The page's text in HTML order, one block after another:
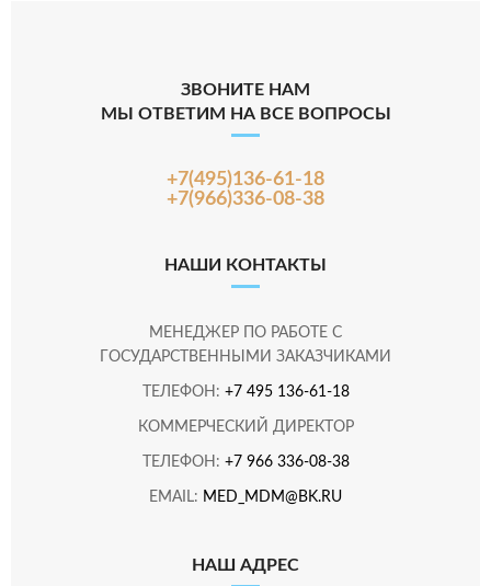
ЗВОНИТЕ НАМ
МЫ ОТВЕТИМ НА ВСЕ ВОПРОСЫ
+7(495)136-61-18
+7(966)336-08-38
НАШИ КОНТАКТЫ
МЕНЕДЖЕР ПО РАБОТЕ С
ГОСУДАРСТВЕННЫМИ ЗАКАЗЧИКАМИ
ТЕЛЕФОН: +7 495 136-61-18
КОММЕРЧЕСКИЙ ДИРЕКТОР
ТЕЛЕФОН: +7 966 336-08-38
EMAIL: MED_MDM@BK.RU
НАШ АДРЕС